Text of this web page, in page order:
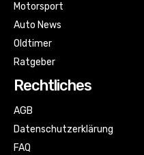
Motorsport
Auto News
Oldtimer
Ratgeber
Rechtliches
AGB
Datenschutzerklärung
FAQ